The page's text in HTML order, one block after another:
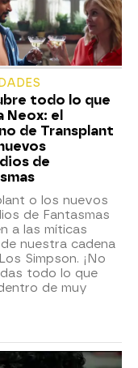
todo lo que
Neox: el
de Transplant
de
o los nuevos
de Fantasmas
a las míticas
nuestra cadena
Simpson. ¡No
todo lo que
de muy